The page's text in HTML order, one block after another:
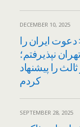
DECEMBER 10, 2025
دعوت ایران را
نپذیرفتم؛
را پیشنهاد
کردم
SEPTEMBER 28, 2025